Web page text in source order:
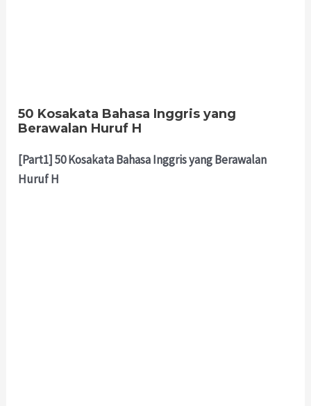
50 Kosakata Bahasa Inggris yang
Berawalan Huruf H
[Part1] 50 Kosakata Bahasa Inggris yang Berawalan
Huruf H